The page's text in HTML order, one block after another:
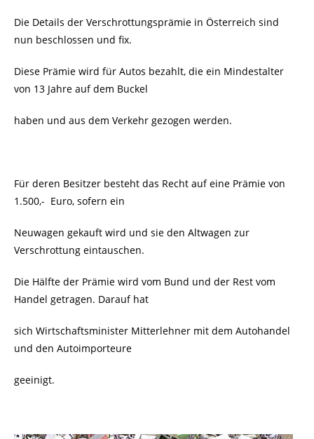
Die Details der Verschrottungsprämie in Österreich sind
nun beschlossen und fix.
Diese Prämie wird für Autos bezahlt, die ein Mindestalter
von 13 Jahre auf dem Buckel
haben und aus dem Verkehr gezogen werden.
Für deren Besitzer besteht das Recht auf eine Prämie von
1.500,- Euro, sofern ein
Neuwagen gekauft wird und sie den Altwagen zur
Verschrottung eintauschen.
Die Hälfte der Prämie wird vom Bund und der Rest vom
Handel getragen. Darauf hat
sich Wirtschaftsminister Mitterlehner mit dem Autohandel
und den Autoimporteure
geeinigt.